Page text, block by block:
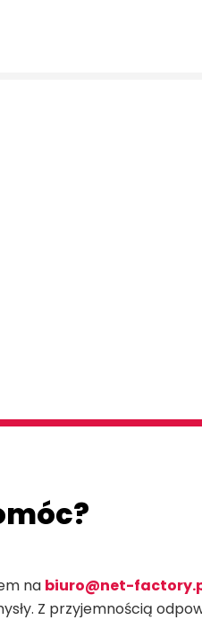
na biuro@net-
Z przyjemnością